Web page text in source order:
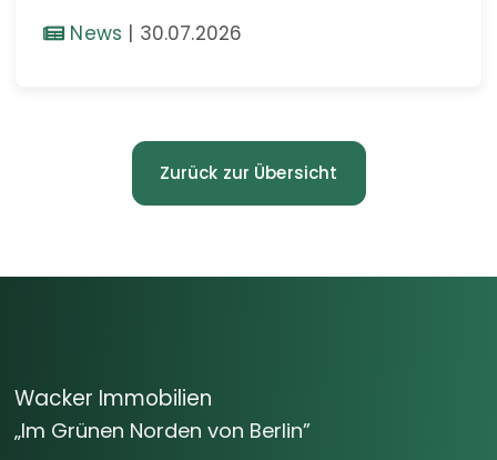
News | 30.07.2026
Zurück zur Übersicht
Wacker Immobilien
„Im Grünen Norden von Berlin”